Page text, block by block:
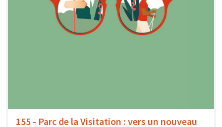
155 - Parc de la Visitation : vers un nouveau